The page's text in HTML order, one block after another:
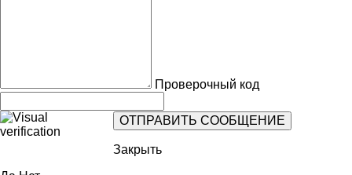
Проверочный код
Закрыть